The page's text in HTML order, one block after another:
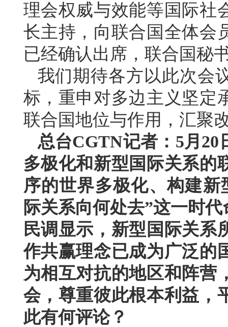
理会权威与效能等国际社
长主持，向联合国全体会
已经确认出席，联合国秘
我们期待各方以此次会
标，重申对多边主义坚定
联合国地位与作用，汇聚
总台CGTN记者：5月
多极化和新型国际关系的
序的世界多极化、构建
际关系向何处去”这一时
民调显示，新型国际关系
作共赢理念已成为广泛的
为相互对抗的地区和阵营
会，尊重彼此根本利益，
此有何评论？